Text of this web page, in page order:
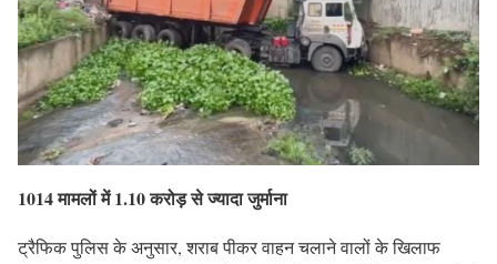
1014 मामलों में 1.10 करोड़ से ज्यादा जुर्माना
ट्रैफिक पुलिस के अनुसार, शराब पीकर वाहन चलाने वालों के खिलाफ